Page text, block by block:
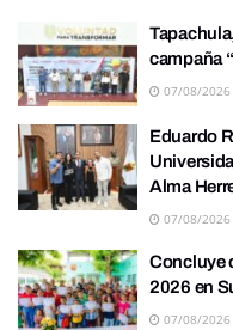
campaña
07/08/2026
Eduardo
Alma
07/08/2026
Concluye
2026 en
07/08/2026